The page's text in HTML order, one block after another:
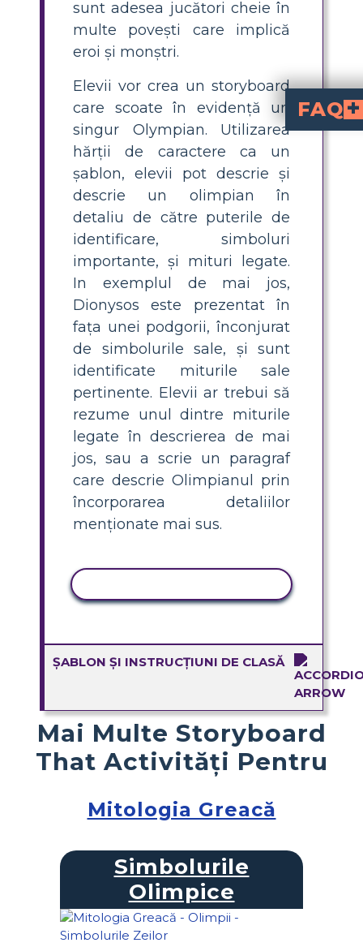
sunt adesea jucători cheie în
multe povești care implică
eroi și monștri.
Elevii vor crea un storyboard
care scoate în evidență un
singur Olympian. Utilizarea
hărții de caractere ca un
șablon, elevii pot descrie și
descrie un olimpian în
detaliu de către puterile de
identificare, simboluri
importante, și mituri legate.
In exemplul de mai jos,
Dionysos este prezentat în
fața unei podgorii, înconjurat
de simbolurile sale, și sunt
identificate miturile sale
pertinente. Elevii ar trebui să
rezume unul dintre miturile
legate în descrierea de mai
jos, sau a scrie un paragraf
care descrie Olimpianul prin
încorporarea detaliilor
menționate mai sus.
ȘABLON ȘI INSTRUCȚIUNI DE CLASĂ
Mai Multe Storyboard
That Activități Pentru
Mitologia Greacă
Simbolurile
Olimpice
FAQ